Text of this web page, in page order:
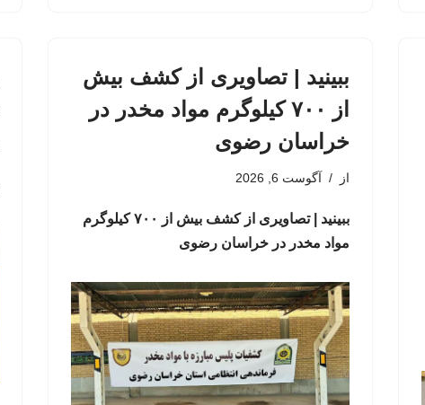
ببینید | تصاویری از کشف بیش
از ۷۰۰ کیلوگرم مواد مخدر در
خراسان رضوی
از آگوست 6, 2026
ببینید | تصاویری از کشف بیش از ۷۰۰ کیلوگرم
مواد مخدر در خراسان رضوی